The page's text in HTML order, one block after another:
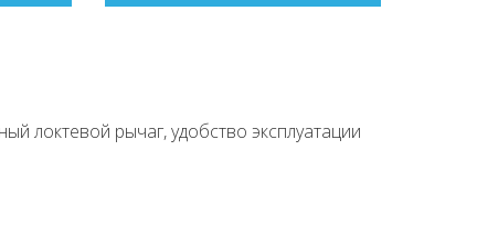
локтевой рычаг, удобство эксплуатации